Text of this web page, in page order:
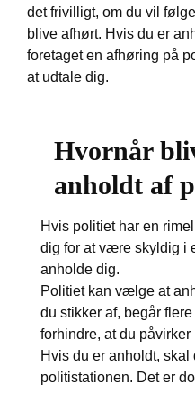
det frivilligt, om du vil
blive afhørt. Hvis du er
foretaget en afhøring på
at udtale dig.
Hvornår
anholdt af
Hvis politiet har en
dig for at være skyldig i
anholde dig.
Politiet kan vælge at
du stikker af, begår
forhindre, at du
Hvis du er anholdt, skal
politistationen. Det er